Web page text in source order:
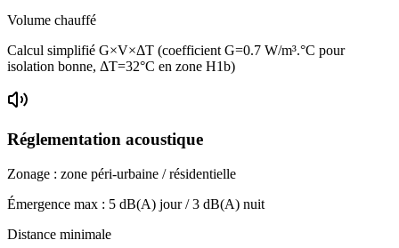
Volume chauffé
Calcul simplifié G×V×ΔT (coefficient G=0.7 W/m³.°C pour
isolation bonne, ΔT=32°C en zone H1b)
Réglementation acoustique
Zonage : zone péri-urbaine / résidentielle
Émergence max : 5 dB(A) jour /3 dB(A) nuit
Distance minimale